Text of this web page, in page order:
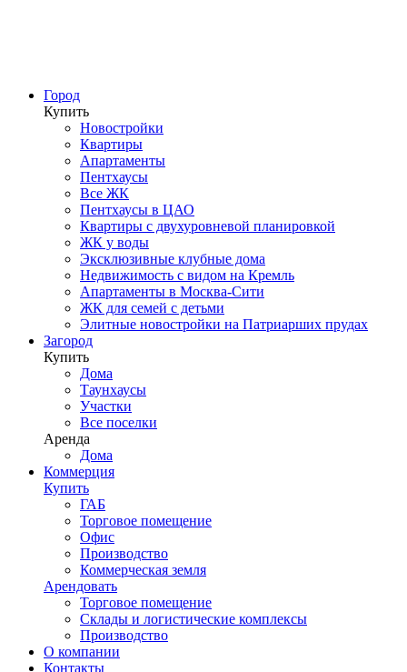
Город
Купить
Новостройки
Квартиры
Апартаменты
Пентхаусы
Все ЖК
Пентхаусы в ЦАО
Квартиры с двухуровневой планировкой
ЖК у воды
Эксклюзивные клубные дома
Недвижимость с видом на Кремль
Апартаменты в Москва-Сити
ЖК для семей с детьми
Элитные новостройки на Патриарших прудах
Загород
Купить
Дома
Таунхаусы
Участки
Все поселки
Аренда
Дома
Коммерция
Купить
ГАБ
Торговое помещение
Офис
Производство
Коммерческая земля
Арендовать
Торговое помещение
Склады и логистические комплексы
Производство
О компании
Контакты